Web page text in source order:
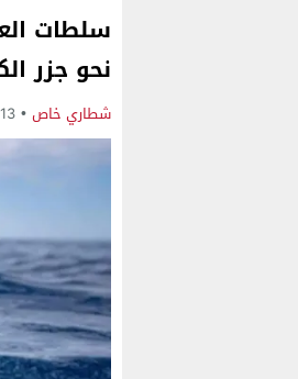
نحو جزر
شطاري خاص 13 نوفمبر 2021